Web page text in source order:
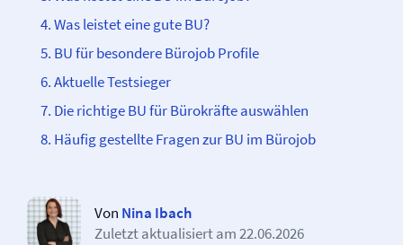
Was leistet eine gute BU?
BU für besondere Bürojob Profile
Aktuelle Testsieger
Die richtige BU für Bürokräfte auswählen
Häufig gestellte Fragen zur BU im Bürojob
Von Nina Ibach
Zuletzt aktualisiert am22.06.2026